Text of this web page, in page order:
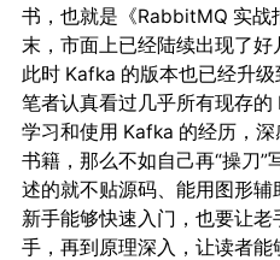
书，也就是《RabbitMQ 实战
末，市面上已经陆续出现了好
此时 Kafka 的版本也已经升级
笔者认真看过几乎所有现存
学习和使用 Kafka 的经历，
书籍，那么不如自己再“操刀
述的就不贴源码、能用图形
新手能够快速入门，也要让
手，再到原理深入，让读者能